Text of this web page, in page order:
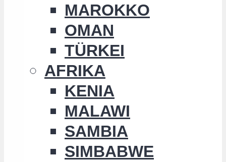
MAROKKO
OMAN
TÜRKEI
AFRIKA
KENIA
MALAWI
SAMBIA
SIMBABWE